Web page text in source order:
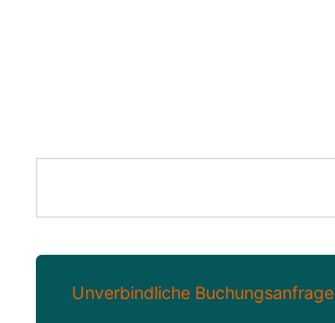
Suchen
Unverbindliche Buchungsanfrage